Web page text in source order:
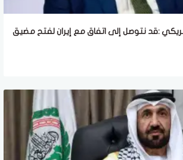
:قد نتوصل إلى اتفاق مع إيران لفتح مضيق